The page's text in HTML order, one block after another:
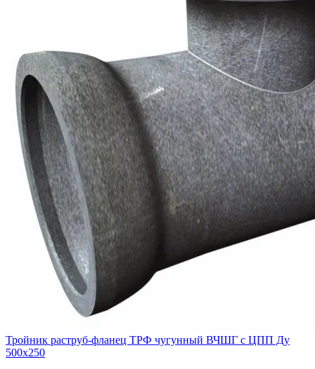
Тройник раструб-фланец ТРФ чугунный ВЧШГ с ЦПП Ду
500х250